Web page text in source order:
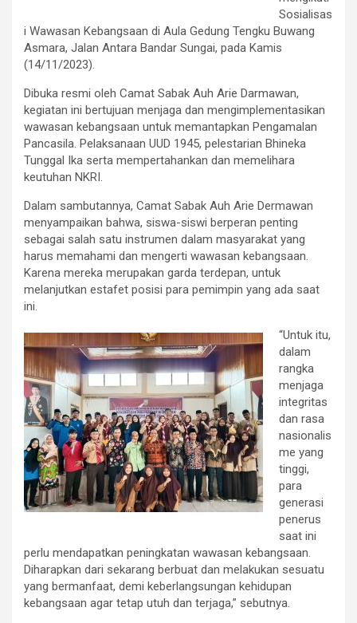
Sosialisas
i Wawasan Kebangsaan di Aula Gedung Tengku Buwang
Asmara, Jalan Antara Bandar Sungai, pada Kamis
(14/11/2023).
Dibuka resmi oleh Camat Sabak Auh Arie Darmawan,
kegiatan ini bertujuan menjaga dan mengimplementasikan
wawasan kebangsaan untuk memantapkan Pengamalan
Pancasila. Pelaksanaan UUD 1945, pelestarian Bhineka
Tunggal Ika serta mempertahankan dan memelihara
keutuhan NKRI.
Dalam sambutannya, Camat Sabak Auh Arie Dermawan
menyampaikan bahwa, siswa-siswi berperan penting
sebagai salah satu instrumen dalam masyarakat yang
harus memahami dan mengerti wawasan kebangsaan.
Karena mereka merupakan garda terdepan, untuk
melanjutkan estafet posisi para pemimpin yang ada saat
ini.
“Untuk itu,
dalam
rangka
menjaga
integritas
dan rasa
nasionalis
me yang
tinggi,
para
generasi
penerus
saat ini
perlu mendapatkan peningkatan wawasan kebangsaan.
Diharapkan dari sekarang berbuat dan melakukan sesuatu
yang bermanfaat, demi keberlangsungan kehidupan
kebangsaan agar tetap utuh dan terjaga,” sebutnya.